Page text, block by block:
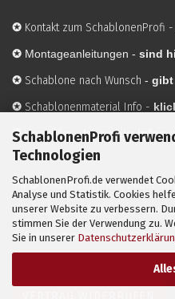
SchablonenProfi
Technologien
SchablonenProfi.de verwendet
Analyse und Statistik. Cookies
unserer Website zu verbessern.
stimmen Sie der Verwendung zu.
Sie in unserer
✪ Kontakt zum SchablonenProfi -
✪ Montageanleitungen - sind
✪ Schablone nach Wunsch - gibt
✪ Schablonenmaterial Info -
✪Hersteller-hier mehr Infos
Mit ✪ gekennzeichnete Bilder
Anwendungsbeispiele zur
© SchablonenProfi.de2026